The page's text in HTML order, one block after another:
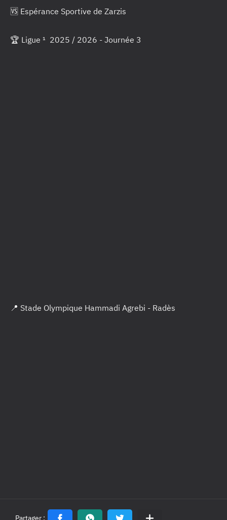
🆚 Espérance Sportive de Zarzis
🏆 Ligue ¹ 2025 / 2026 - Journée 3
📍 Stade Olympique Hammadi Agrebi - Radès